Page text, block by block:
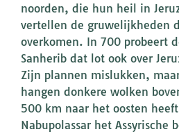
noorden, die hun heil in
vertellen de gruwelijkheden
overkomen. In 700 probeert
Sanherib dat lot ook over
Zijn plannen mislukken,
hangen donkere wolken
500 km naar het oosten
Nabupolassar het Assyrische